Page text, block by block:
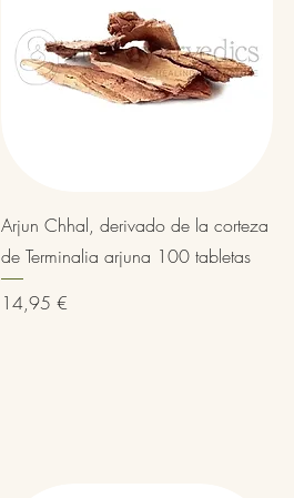
Vista rápida
Arjun Chhal, derivado de la corteza
de Terminalia arjuna 100 tabletas
Precio
14,95 €